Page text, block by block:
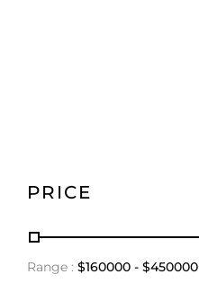
PRICE
Range : $160000 - $450000